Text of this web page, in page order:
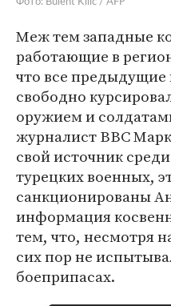
Меж тем западные
работающие в
что все предыдущие
свободно
оружием и
журналист BBC
свой источник
турецких военных,
санкционированы
информация
тем, что, несмотря
сих пор не
боеприпасах.